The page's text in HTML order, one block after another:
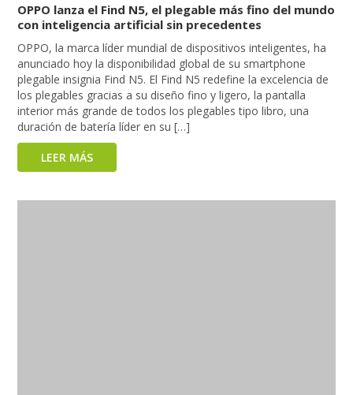
OPPO lanza el Find N5, el plegable más fino del mundo
con inteligencia artificial sin precedentes
OPPO, la marca líder mundial de dispositivos inteligentes, ha
anunciado hoy la disponibilidad global de su smartphone
plegable insignia Find N5. El Find N5 redefine la excelencia de
los plegables gracias a su diseño fino y ligero, la pantalla
interior más grande de todos los plegables tipo libro, una
duración de batería líder en su […]
LEER MÁS